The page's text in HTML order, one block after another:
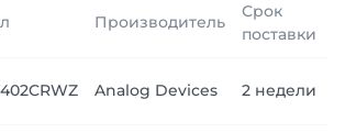
Производитель
Срок
поставки
Analog Devices 2 недели